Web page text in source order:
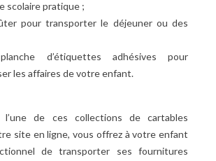
scolaire pratique ;
pour transporter le déjeuner ou des
d’étiquettes adhésives pour
les affaires de votre enfant.
l’une de ces collections de cartables
site en ligne, vous offrez à votre enfant
de transporter ses fournitures